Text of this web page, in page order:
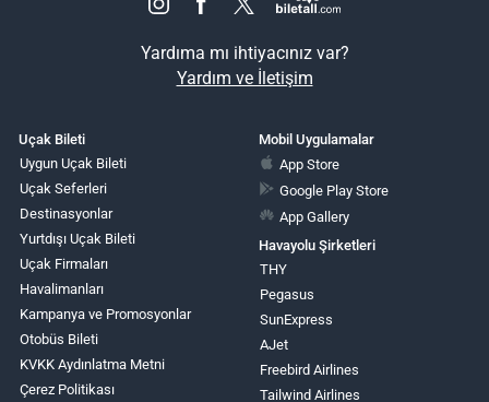
Yardıma mı ihtiyacınız var?
Yardım ve İletişim
Uçak Bileti
Uygun Uçak Bileti
Uçak Seferleri
Destinasyonlar
Yurtdışı Uçak Bileti
Uçak Firmaları
Havalimanları
Kampanya ve Promosyonlar
Otobüs Bileti
KVKK Aydınlatma Metni
Çerez Politikası
Mobil Uygulamalar
App Store
Google Play Store
App Gallery
Havayolu Şirketleri
THY
Pegasus
SunExpress
AJet
Freebird Airlines
Tailwind Airlines